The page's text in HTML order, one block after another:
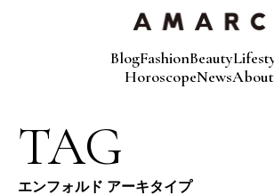
BlogFashionBeauty
HoroscopeNewsAbout
TAG
エンフォルド アーキタイプ